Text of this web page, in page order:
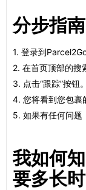
分步指
1. 登录到Parcel2Go
2. 在首页顶部的搜
3. 点击“跟踪”按钮。
4. 您将看到您包裹
5. 如果有任何问题
我如何
要多长